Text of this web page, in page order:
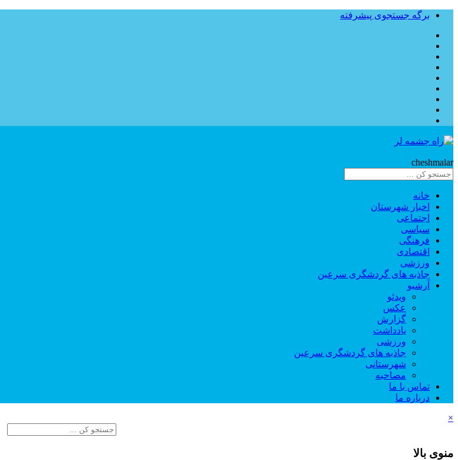
برگه جستجوی پیشرفته
cheshmalar
خانه
اخبار شهرستان
اجتماعی
سیاسی
فرهنگی
اقتصادی
ورزشی
جاذبه های گردشگری سرعین
آرشیو
ویدئو
عکس
گزارش
یادداشت
ورزشی
جاذبه های گردشگری سرعین
شهرستانی
مصاحبه
تماس با ما
درباره ما
×
منوی بالا